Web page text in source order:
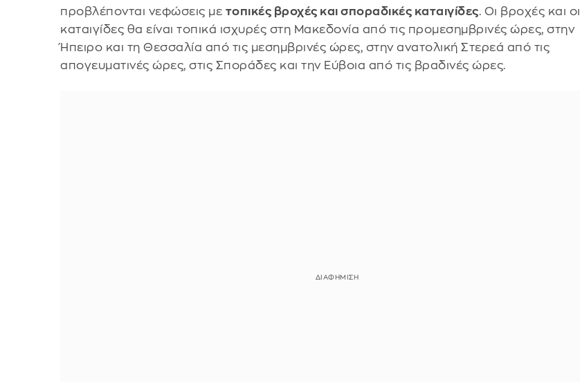
προβλέπονται νεφώσεις με τοπικές βροχές και σποραδικές καταιγίδες. Οι βροχές και οι
καταιγίδες θα είναι τοπικά ισχυρές στη Μακεδονία από τις προμεσημβρινές ώρες, στην
Ήπειρο και τη Θεσσαλία από τις μεσημβρινές ώρες, στην ανατολική Στερεά από τις
απογευματινές ώρες, στις Σποράδες και την Εύβοια από τις βραδινές ώρες.